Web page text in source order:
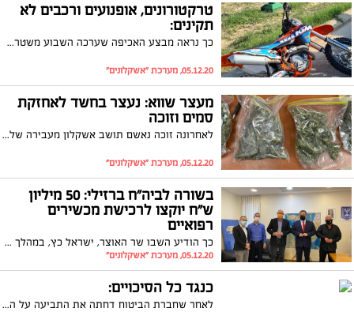
טרקטורונים, אופנועים ורכבים לא
תקינים:
כך נראה מבצע האכיפה שערכה השבוע משטרת ישראל באשקלון. המבצע הנרחב בתמקד באכיפת עבירות תנועה מסכנות חיים
05.12.20, מערכת "אשקלונים"
מעצר שווא: נעצר בחשד לאחזקת
סמים וזוכה
לאחרונה זוכה נאשם תושב אשקלון מעבירה של החזקת סמים שלא לצריכה עצמית לאחר שהתברר שהסמים שייכים לאחיו שמחזיק בהם ברישיון. עו"ד אבשלום גיספן: "מקרה שיכול היה להימנע"
05.12.20, מערכת "אשקלונים"
בשורה לביה"ח ברזילי: 50 מיליון
ש"ח יוקצו לרכישת מכשירים
רפואיים
כך הודיע השבו שר האוצר, ישראל כץ, במהלך פגישה עם פעיל הליכוד והציבור, פיני סבח, שהגיע למשרדו יחד עם מנהל ביה"ח, פרופ' יניב שרר
05.12.20, מערכת "אשקלונים"
כנגד כל הסיכויים:
לאחר שחברת הביטוח דחתה את התביעה על הסף ואף תבעה אותו על נזקי רכבה המבוטח קיבל רוכב אופנוע כ-100 אלף שקלים בגין הנזק שנגרם לאופנועו בעקבות תאונה. את הרוכב ייצג עורך דין איל כהן